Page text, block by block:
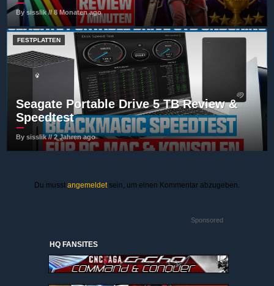
By sisslik // 8 Monaten ago
FESTPLATTEN
Seagate Portable Drive 5 TB Review &
Speedtest
By sisslik // 2 Jahren ago
Du musst angemeldetsein, um einen Kommentar abzugeben.
Sponsored
HQ FANSITES